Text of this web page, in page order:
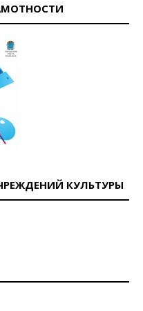
КУЛЬТУРЫ